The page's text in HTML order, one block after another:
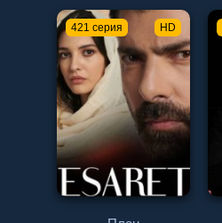
421 серия HD